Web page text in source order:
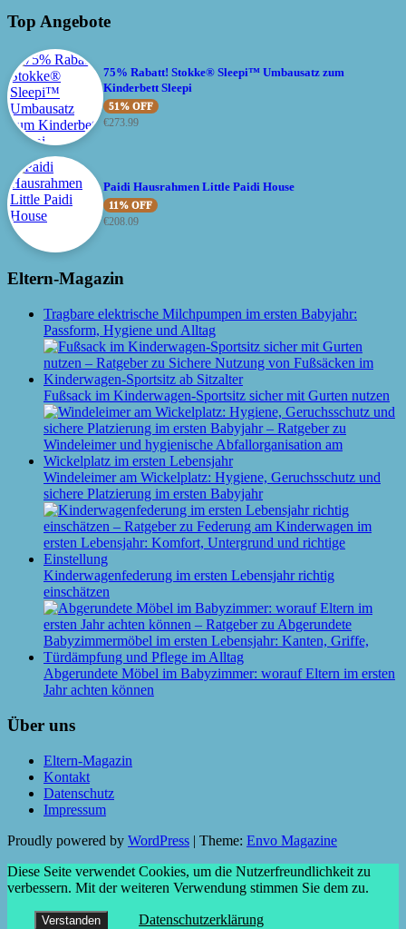
Top Angebote
75% Rabatt! Stokke® Sleepi™ Umbausatz zum
Kinderbett Sleepi
51% OFF
€273.99
Paidi Hausrahmen Little Paidi House
11% OFF
€208.09
Eltern-Magazin
Tragbare elektrische Milchpumpen im ersten Babyjahr:
Passform, Hygiene und Alltag
Fußsack im Kinderwagen-Sportsitz sicher mit Gurten nutzen
Windeleimer am Wickelplatz: Hygiene, Geruchsschutz und
sichere Platzierung im ersten Babyjahr
Kinderwagenfederung im ersten Lebensjahr richtig
einschätzen
Abgerundete Möbel im Babyzimmer: worauf Eltern im ersten
Jahr achten können
Über uns
Eltern-Magazin
Kontakt
Datenschutz
Impressum
Proudly powered by WordPress | Theme: Envo Magazine
Diese Seite verwendet Cookies, um die Nutzerfreundlichkeit zu
verbessern. Mit der weiteren Verwendung stimmen Sie dem zu.
Verstanden Datenschutzerklärung